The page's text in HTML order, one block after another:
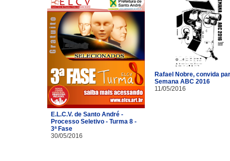
E.L.C.V. de Santo André -
Processo Seletivo - Turma 8 -
3ª Fase
30/05/2016
Rafael Nobre, convida
Semana ABC 2016
11/05/2016